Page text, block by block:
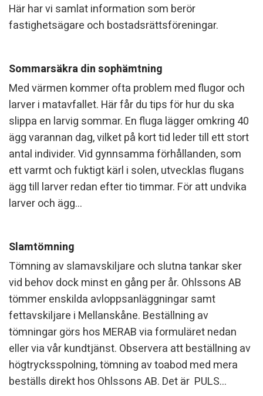
Här har vi samlat information som berör
fastighetsägare och bostadsrättsföreningar.
Sommarsäkra din sophämtning
Med värmen kommer ofta problem med flugor och
larver i matavfallet. Här får du tips för hur du ska
slippa en larvig sommar. En fluga lägger omkring 40
ägg varannan dag, vilket på kort tid leder till ett stort
antal individer. Vid gynnsamma förhållanden, som
ett varmt och fuktigt kärl i solen, utvecklas flugans
ägg till larver redan efter tio timmar. För att undvika
larver och ägg...
Slamtömning
Tömning av slamavskiljare och slutna tankar sker
vid behov dock minst en gång per år. Ohlssons AB
tömmer enskilda avloppsanläggningar samt
fettavskiljare i Mellanskåne. Beställning av
tömningar görs hos MERAB via formuläret nedan
eller via vår kundtjänst. Observera att beställning av
högtrycksspolning, tömning av toabod med mera
beställs direkt hos Ohlssons AB. Det är PULS...